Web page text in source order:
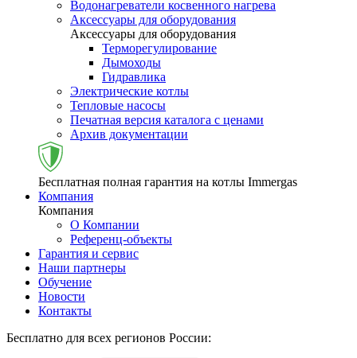
Водонагреватели косвенного нагрева
Аксессуары для оборудования
Аксессуары для оборудования
Терморегулирование
Дымоходы
Гидравлика
Электрические котлы
Тепловые насосы
Печатная версия каталога с ценами
Архив документации
Бесплатная полная гарантия на котлы Immergas
Компания
Компания
О Компании
Референц-объекты
Гарантия и сервис
Наши партнеры
Обучение
Новости
Контакты
Бесплатно для всех регионов России: